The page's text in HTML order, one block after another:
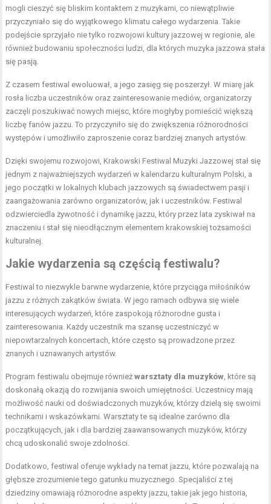
mogli cieszyć się bliskim kontaktem z muzykami, co niewątpliwie
przyczyniało się do wyjątkowego klimatu całego wydarzenia. Takie
podejście sprzyjało nie tylko rozwojowi kultury jazzowej w regionie, ale
również budowaniu społeczności ludzi, dla których muzyka jazzowa stała
się pasją.
Z czasem festiwal ewoluował, a jego zasięg się poszerzył. W miarę jak
rosła liczba uczestników oraz zainteresowanie mediów, organizatorzy
zaczęli poszukiwać nowych miejsc, które mogłyby pomieścić większą
liczbę fanów jazzu. To przyczyniło się do zwiększenia różnorodności
występów i umożliwiło zaproszenie coraz bardziej znanych artystów.
Dzięki swojemu rozwojowi, Krakowski Festiwal Muzyki Jazzowej stał się
jednym z najważniejszych wydarzeń w kalendarzu kulturalnym Polski, a
jego początki w lokalnych klubach jazzowych są świadectwem pasji i
zaangażowania zarówno organizatorów, jak i uczestników. Festiwal
odzwierciedla żywotność i dynamikę jazzu, który przez lata zyskiwał na
znaczeniu i stał się nieodłącznym elementem krakowskiej tożsamości
kulturalnej.
Jakie wydarzenia są częścią festiwalu?
Festiwal to niezwykle barwne wydarzenie, które przyciąga miłośników
jazzu z różnych zakątków świata. W jego ramach odbywa się wiele
interesujących wydarzeń, które zaspokoją różnorodne gusta i
zainteresowania. Każdy uczestnik ma szansę uczestniczyć w
niepowtarzalnych koncertach, które często są prowadzone przez
znanych i uznawanych artystów.
Program festiwalu obejmuje równieżwarsztaty dla muzyków , które są
doskonałą okazją do rozwijania swoich umiejętności. Uczestnicy mają
możliwość nauki od doświadczonych muzyków, którzy dzielą się swoimi
technikami i wskazówkami. Warsztaty te są idealne zarówno dla
początkujących, jak i dla bardziej zaawansowanych muzyków, którzy
chcą udoskonalić swoje zdolności.
Dodatkowo, festiwal oferuje wykłady na temat jazzu, które pozwalają na
głębsze zrozumienie tego gatunku muzycznego. Specjaliści z tej
dziedziny omawiają różnorodne aspekty jazzu, takie jak jego historia,